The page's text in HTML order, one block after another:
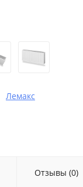
Лемакс
Отзывы (0)